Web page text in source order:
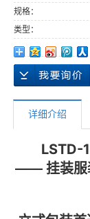
规格：
类型：
详细介绍
LSTD-
—— 挂装服